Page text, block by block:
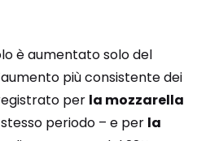
è aumentato solo del
più consistente dei
per la mozzarella
stesso periodo – e per la